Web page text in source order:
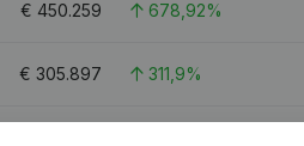
€ 450.259 678,92%
€ 305.897 311,9%